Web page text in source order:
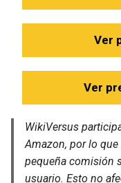
Ver
Ver
WikiVersus
Amazon, por lo
pequeña comisión
usuario. Esto no